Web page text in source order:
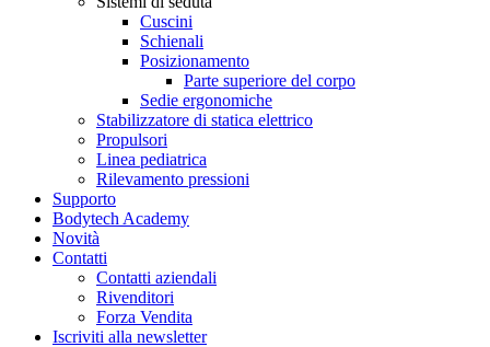
Cuscini
Schienali
Posizionamento
Parte superiore del corpo
Sedie ergonomiche
Stabilizzatore di statica elettrico
Propulsori
Linea pediatrica
Rilevamento pressioni
Supporto
Bodytech Academy
Novità
Contatti
Contatti aziendali
Rivenditori
Forza Vendita
Iscriviti alla newsletter